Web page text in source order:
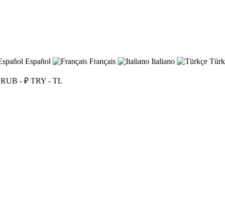
Español Français Italiano
RUB - ₽ TRY - TL